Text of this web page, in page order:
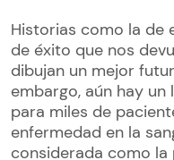
Historias como la de
de éxito que nos
dibujan un mejor
embargo, aún hay
para miles de
enfermedad en la
considerada como